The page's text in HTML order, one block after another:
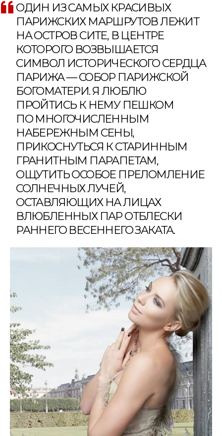
ОДИН ИЗ САМЫХ КРАСИВЫХ
ПАРИЖСКИХ МАРШРУТОВ ЛЕЖИТ
НА ОСТРОВ СИТЕ, В ЦЕНТРЕ
КОТОРОГО ВОЗВЫШАЕТСЯ
СИМВОЛ ИСТОРИЧЕСКОГО СЕРДЦА
ПАРИЖА — СОБОР ПАРИЖСКОЙ
БОГОМАТЕРИ. Я ЛЮБЛЮ
ПРОЙТИСЬ К НЕМУ ПЕШКОМ
ПО МНОГОЧИСЛЕННЫМ
НАБЕРЕЖНЫМ СЕНЫ,
ПРИКОСНУТЬСЯ К СТАРИННЫМ
ГРАНИТНЫМ ПАРАПЕТАМ,
ОЩУТИТЬ ОСОБОЕ ПРЕЛОМЛЕНИЕ
СОЛНЕЧНЫХ ЛУЧЕЙ,
ОСТАВЛЯЮЩИХ НА ЛИЦАХ
ВЛЮБЛЕННЫХ ПАР ОТБЛЕСКИ
РАННЕГО ВЕСЕННЕГО ЗАКАТА.